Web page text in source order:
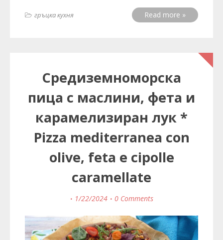
гръцка кухня Read more »
Средиземноморска
пица с маслини, фета и
карамелизиран лук *
Pizza mediterranea con
olive, feta e cipolle
caramellate
1/22/2024 0 Comments